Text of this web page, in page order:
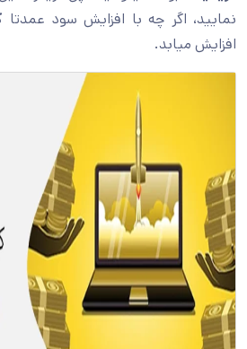
نمایید، اگر چه با افزایش سود عمدتا
افزایش میابد.